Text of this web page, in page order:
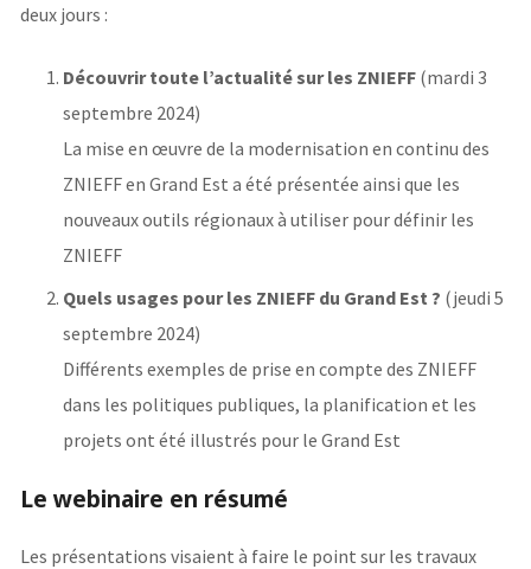
deux jours :
Découvrir toute l’actualité sur les ZNIEFF (mardi 3
septembre 2024)
La mise en œuvre de la modernisation en continu des
ZNIEFF en Grand Est a été présentée ainsi que les
nouveaux outils régionaux à utiliser pour définir les
ZNIEFF
Quels usages pour les ZNIEFF du Grand Est ? (jeudi 5
septembre 2024)
Différents exemples de prise en compte des ZNIEFF
dans les politiques publiques, la planification et les
projets ont été illustrés pour le Grand Est
Le webinaire en résumé
Les présentations visaient à faire le point sur les travaux